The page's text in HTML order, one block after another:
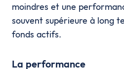
moindres et une
souvent supérieure à long
fonds actifs.
La performance